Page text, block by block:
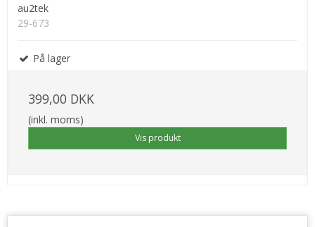
au2tek
29-673
På lager
399,00 DKK
(inkl. moms)
Vis produkt